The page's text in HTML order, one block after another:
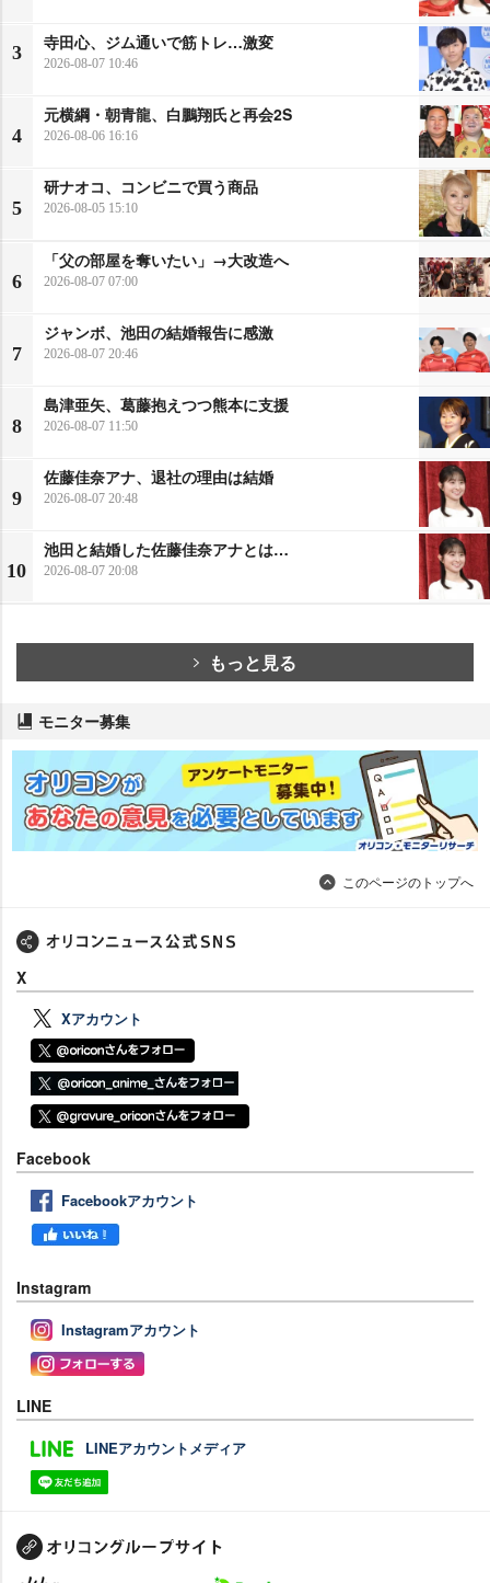
3
寺田心、ジム通いで筋トレ…激変
2026-08-07 10:46
4
元横綱・朝青龍、白鵬翔氏と再会2S
2026-08-06 16:16
5
研ナオコ、コンビニで買う商品
2026-08-05 15:10
6
「父の部屋を奪いたい」→大改造へ
2026-08-07 07:00
7
ジャンボ、池田の結婚報告に感激
2026-08-07 20:46
8
島津亜矢、葛藤抱えつつ熊本に支援
2026-08-07 11:50
9
佐藤佳奈アナ、退社の理由は結婚
2026-08-07 20:48
10
池田と結婚した佐藤佳奈アナとは…
2026-08-07 20:08
もっと見る
モニター募集
このページのトップへ
X
Xアカウント
Facebook
Facebookアカウント
Instagram
Instagramアカウント
LINE
LINEアカウントメディア